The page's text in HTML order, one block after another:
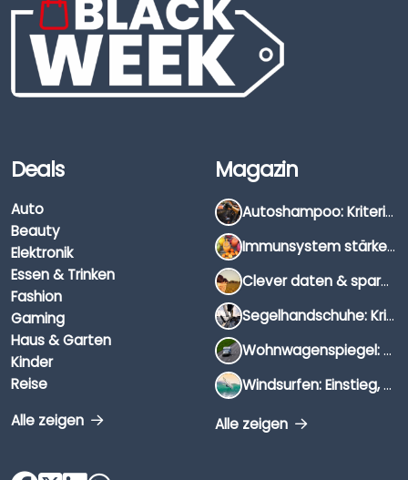
Deals
Auto
Beauty
Elektronik
Essen & Trinken
Fashion
Gaming
Haus & Garten
Kinder
Reise
Alle zeigen
Magazin
Autoshampoo: Kriterien, Unterschiede & Anwendung
Immunsystem stärken: Hausmittel, Vitamine & Wissenswertes
Clever daten & sparen: So findest du die besten Deals für Dates und Unternehmungen
Segelhandschuhe: Kriterien, Materialien & Tipps
Wohnwagenspiegel: Auswahl, Preise & Montage
Windsurfen: Einstieg, Ausrüstung & Tipps
Alle zeigen